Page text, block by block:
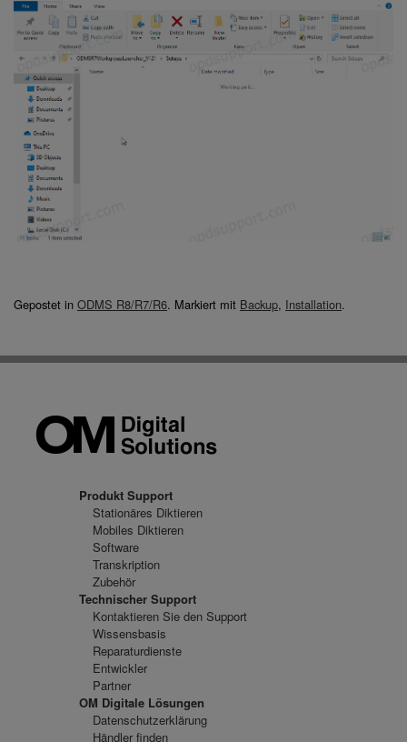
Gepostet in ODMS R8/R7/R6. Markiert mit Backup, Installation.
Produkt Support
Stationäres Diktieren
Mobiles Diktieren
Software
Transkription
Zubehör
Technischer Support
Kontaktieren Sie den Support
Wissensbasis
Reparaturdienste
Entwickler
Partner
OM Digitale Lösungen
Datenschutzerklärung
Händler finden